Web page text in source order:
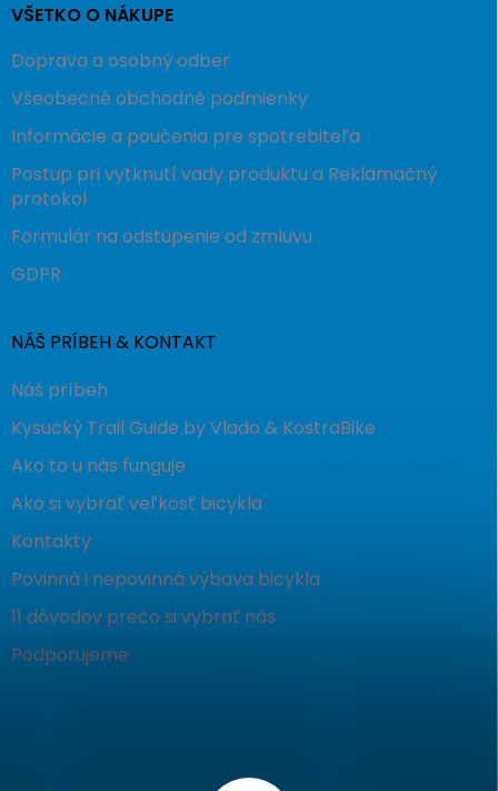
VŠETKO O NÁKUPE
Doprava a osobný odber
Všeobecné obchodné podmienky
Informácie a poučenia pre spotrebiteľa
Postup pri vytknutí vady produktu a Reklamačný
protokol
Formulár na odstúpenie od zmluvu
GDPR
NÁŠ PRÍBEH & KONTAKT
Náš príbeh
Kysucký Trail Guide by Vlado & KostraBike
Ako to u nás funguje
Ako si vybrať veľkosť bicykla
Kontakty
Povinná i nepovinná výbava bicykla
11 dôvodov prečo si vybrať nás
Podporujeme